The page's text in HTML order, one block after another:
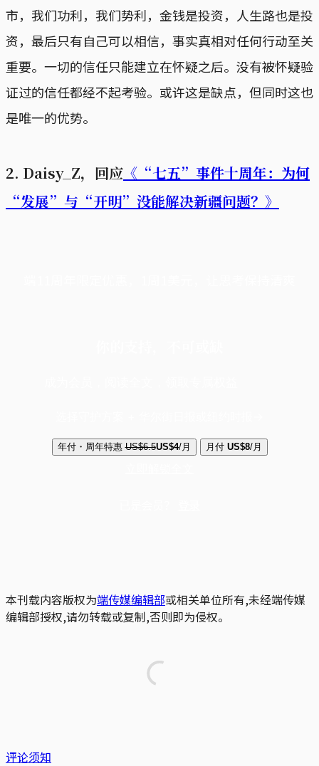
市，我们功利，我们势利，金钱是投资，人生路也是投
资，最后只有自己可以相信，事实真相对任何行动至关
重要。一切的信任只能建立在怀疑之后。没有被怀疑验
证过的信任都经不起考验。或许这是缺点，但同时这也
是唯一的优势。
2. Daisy_Z，回应 《“七五”事件十周年：为何
“发展”与“开明”没能解决新疆问题？》
年付・周年特惠 US$6.5US$4/月 月付 US$8/月
本刊载内容版权为端传媒编辑部或相关单位所有,未经端传媒
编辑部授权,请勿转载或复制,否则即为侵权。
评论须知